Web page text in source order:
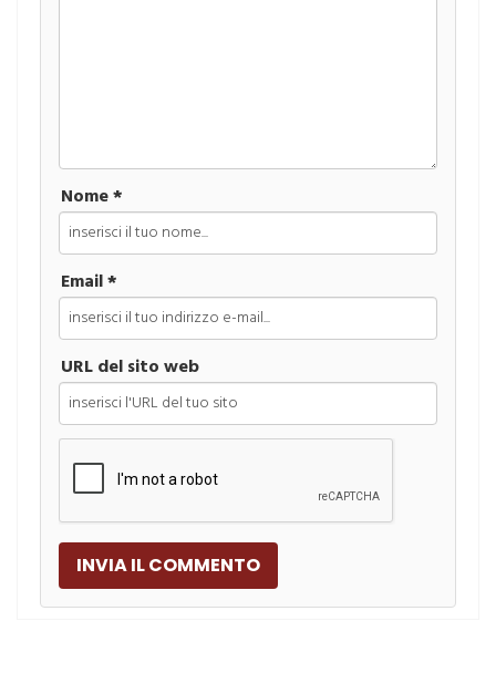
Nome *
Email *
URL del sito web